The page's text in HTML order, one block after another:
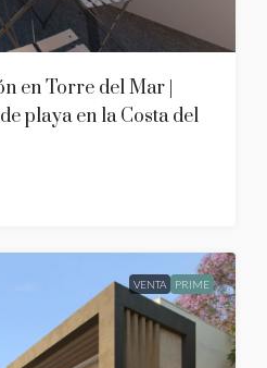
en Torre del Mar |
playa en la Costa del
VENTA PRIME